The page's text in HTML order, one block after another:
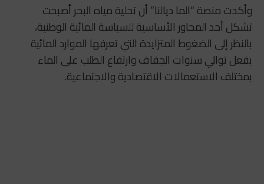
وأكدت منصة “الما ديالنا” أن تحلية مياه البحر أصبحت
تشكل أحد المحاور الأساسية للسياسة المائية الوطنية،
بالنظر إلى الضغوط المتزايدة التي تعرفها الموارد المائية
بفعل توالي سنوات الجفاف وارتفاع الطلب على الماء
بمختلف الاستعمالات الاقتصادية والاجتماعية.